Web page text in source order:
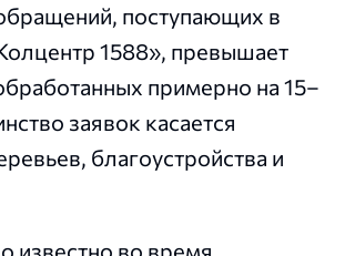
поступающих в
1588», превышает
примерно на 15–
заявок касается
благоустройства и
известно во время